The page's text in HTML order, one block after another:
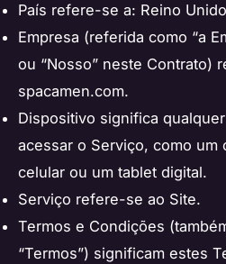
País refere-se a: Reino Unido
Empresa (referida como “a
ou “Nosso” neste Contrato)
spacamen.com.
Dispositivo significa
acessar o Serviço, como um
celular ou um tablet digital.
Serviço refere-se ao Site.
Termos e Condições
“Termos”) significam estes